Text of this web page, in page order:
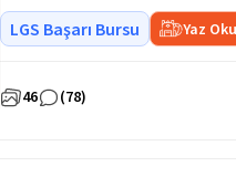
LGS Başarı Bursu Yaz
46 (78)